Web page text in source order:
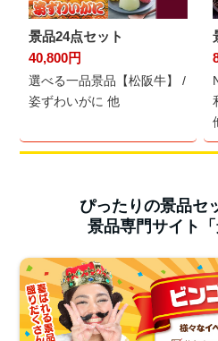
景品24点セット
40,800円
選べる一品景品【松阪牛】 /
姿ずわいがに 他
ぴったりの景品セ
景品専門サイト「